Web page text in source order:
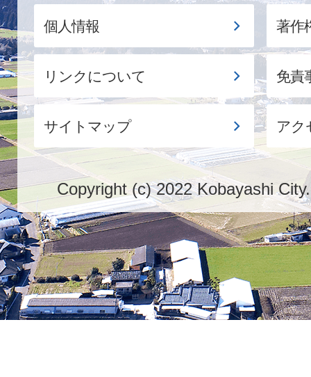
個人情報 著作
リンクについて 免責
サイトマップ アク
Copyright (c) 2022 Kobayashi